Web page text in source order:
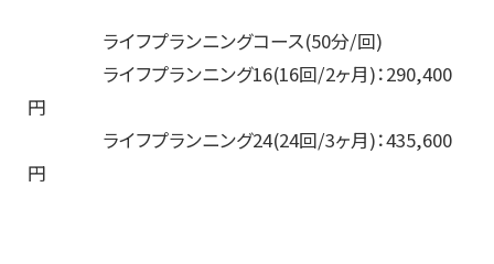
ライフプランニングコース(50分/回)
ライフプランニング16(16回/2ヶ月)：290,400
円
ライフプランニング24(24回/3ヶ月)：435,600
円